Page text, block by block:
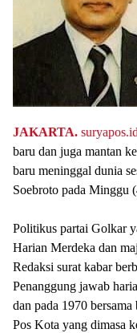
JAKARTA. suryapos.id
baru dan juga mantan
baru meninggal dunia
Soebroto pada Minggu
Politikus partai Golkar
Harian Merdeka dan
Redaksi surat kabar
Penanggung jawab
dan pada 1970
Pos Kota yang dimasa